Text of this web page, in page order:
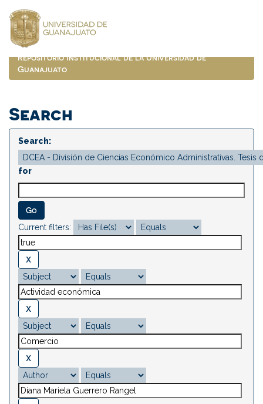
navigation
Repositorio Institucional de la Universidad de
Guanajuato
Search
Search:
for
Current filters: